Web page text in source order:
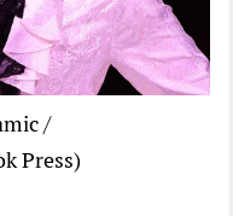
/
Press)